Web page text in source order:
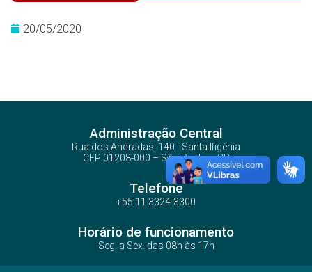
20/05/2020
Administração Central
Rua dos Andradas, 140 - Santa Ifigênia
CEP 01208-000 – São Paulo – SP
Telefone
+55 11 3324-3300
Horário de funcionamento
Seg. a Sex. das 08h às 17h